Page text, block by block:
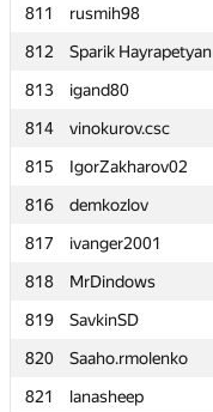
811
rusmih98
812
Sparik Hayrapetyan
813
igand80
814
vinokurov.csc
815
IgorZakharov02
816
demkozlov
817
ivanger2001
818
MrDindows
819
SavkinSD
820
Saaho.rmolenko
821
lanasheep
811
rusmih98
812
Sparik Hayrapetyan
813
igand80
814
vinokurov.csc
815
IgorZakharov02
816
demkozlov
817
ivanger2001
818
MrDindows
819
SavkinSD
820
Saaho.rmolenko
821
lanasheep